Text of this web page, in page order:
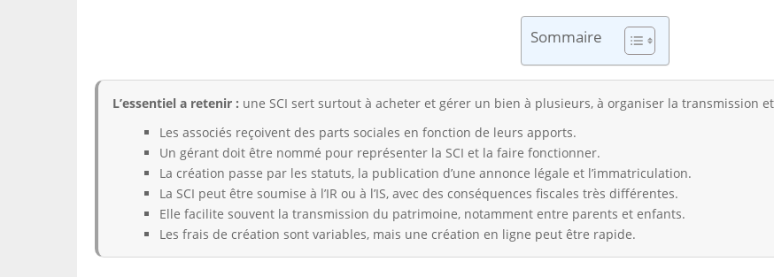
Sommaire
L’essentiel a retenir : une SCI sert surtout à acheter et gérer un bien à plusieurs, à organiser la transmission
Les associés reçoivent des parts sociales en fonction de leurs apports.
Un gérant doit être nommé pour représenter la SCI et la faire fonctionner.
La création passe par les statuts, la publication d’une annonce légale et l’immatriculation.
La SCI peut être soumise à l’IR ou à l’IS, avec des conséquences fiscales très différentes.
Elle facilite souvent la transmission du patrimoine, notamment entre parents et enfants.
Les frais de création sont variables, mais une création en ligne peut être rapide.